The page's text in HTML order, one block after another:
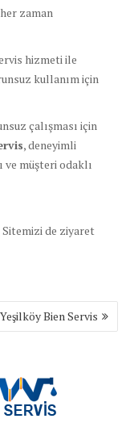
zaman
hizmeti ile
kullanım için
çalışması için
, deneyimli
müşteri odaklı
Sitemizi de ziyaret
Yeşilköy Bien Servis